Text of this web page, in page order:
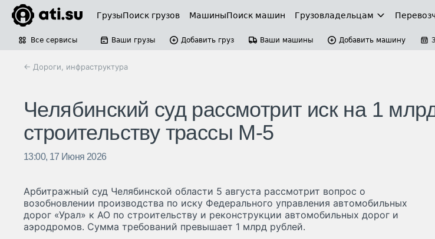
ГрузыПоиск грузов МашиныПоиск машин Грузовладельцам
Все сервисы Ваши грузы Добавить груз Ваши машины Добавить машину
← Дороги, инфраструктура
Челябинский суд рассмотрит иск на 1
строительству трассы М-5
13:00, 17 Июня 2026
Арбитражный суд Челябинской области 5 августа рассмотрит вопрос о
возобновлении производства по иску Федерального управления автомобильных
дорог «Урал» к АО по строительству и реконструкции автомобильных дорог и
аэродромов. Сумма требований превышает 1 млрд рублей.